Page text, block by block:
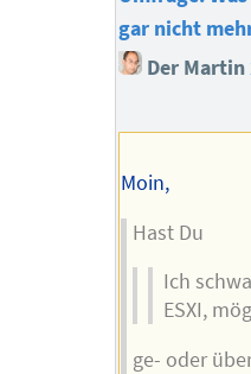
gar nicht
Der Martin
Moin,
Hast Du
Ich
ESXI,
ge- oder